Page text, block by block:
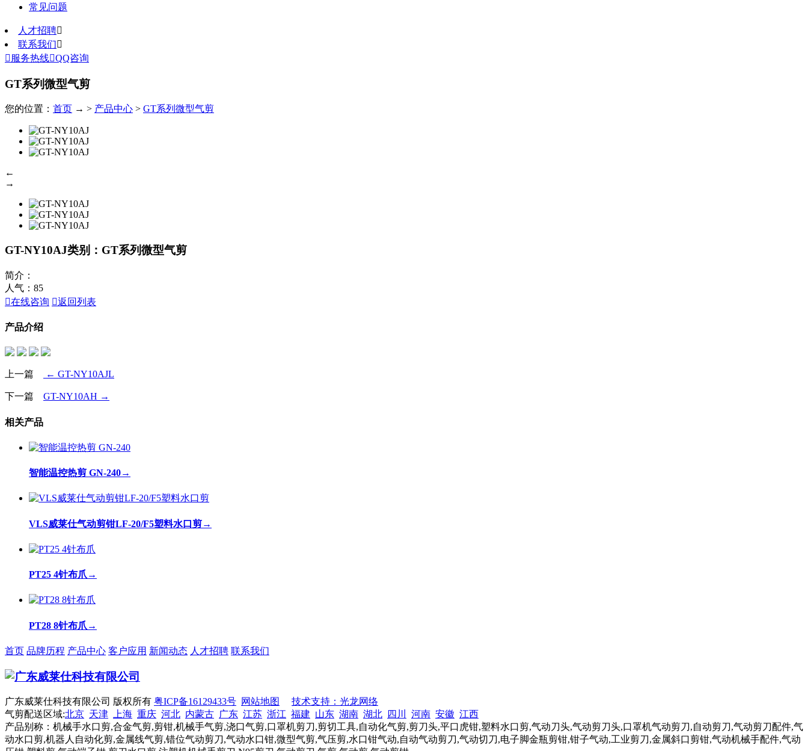
常见问题
人才招聘
联系我们
 服务热线QQ咨询
GT系列微型气剪
您的位置： 首页 → > 产品中心 > GT系列微型气剪
←
→
GT-NY10AJ类别：GT系列微型气剪
简介：
人气： 85
在线咨询 返回列表
产品介绍
上一篇 ← GT-NY10AJL
下一篇 GT-NY10AH →
相关产品
智能温控热剪 GN-240→
VLS威莱仕气动剪钳LF-20/F5塑料水口剪→
PT25 4针布爪 →
PT28 8针布爪 →
首页 品牌历程 产品中心 客户应用 新闻动态 人才招聘 联系我们
广东威莱仕科技有限公司 版权所有 粤ICP备16129433号 网站地图
技术支持：光龙网络
气剪配送区域:北京 天津 上海 重庆 河北 内蒙古 广东 江苏 浙江 福建 山东 湖南 湖北 四川 河南 安徽 江西
产品别称：机械手水口剪,合金气剪,剪钳,机械手气剪,浇口气剪,口罩机剪刀,剪切工具,自动化气剪,剪刀头,平口虎钳,塑料水口剪,气动刀头,气动剪刀头,口罩机气动剪刀,自动剪刀,气动剪刀配件,气
动水口剪,机器人自动化剪,金属线气剪,错位气动剪刀,气动水口钳,微型气剪,气压剪,水口钳气动,自动气动剪刀,气动切刀,电子脚金瓶剪钳,钳子气动,工业剪刀,金属斜口剪钳,气动机械手配件,气动